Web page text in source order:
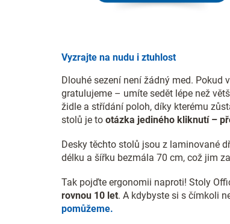
Vyzrajte na nudu i ztuhlost
Dlouhé sezení není žádný med.
gratulujeme – umíte sedět lépe než
židle a střídání poloh, díky kterému
stolů je to otázka jediného kliknutí –
Desky těchto stolů jsou z laminované
délku a šířku bezmála 70 cm, což jim
Tak pojďte ergonomii naproti! Stoly
rovnou 10 let. A kdybyste si s čímkoli
pomůžeme.